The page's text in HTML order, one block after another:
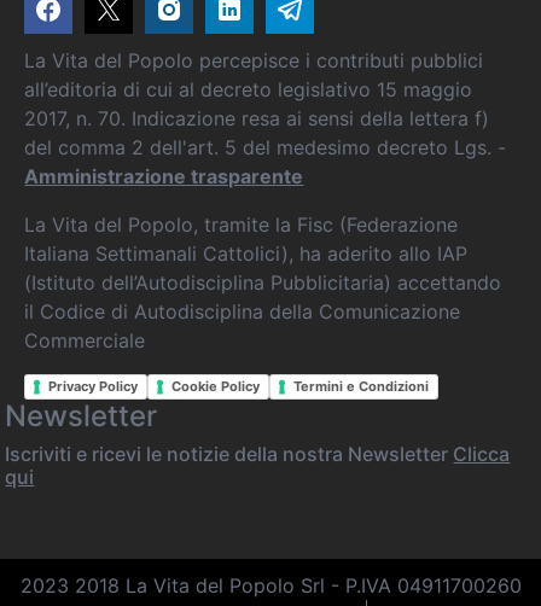
La Vita del Popolo percepisce i contributi pubblici
all’editoria di cui al decreto legislativo 15 maggio
2017, n. 70. Indicazione resa ai sensi della lettera f)
del comma 2 dell'art. 5 del medesimo decreto Lgs. -
Amministrazione trasparente
La Vita del Popolo, tramite la Fisc (Federazione
Italiana Settimanali Cattolici), ha aderito allo IAP
(Istituto dell’Autodisciplina Pubblicitaria) accettando
il Codice di Autodisciplina della Comunicazione
Commerciale
Privacy Policy Cookie Policy Termini e Condizioni
Newsletter
Iscriviti e ricevi le notizie della nostra Newsletter Clicca
qui
2023 2018 La Vita del Popolo Srl - P.IVA 04911700260